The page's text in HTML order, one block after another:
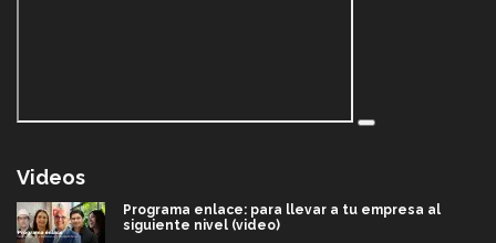
Videos
Programa enlace: para llevar a tu empresa al
siguiente nivel (video)